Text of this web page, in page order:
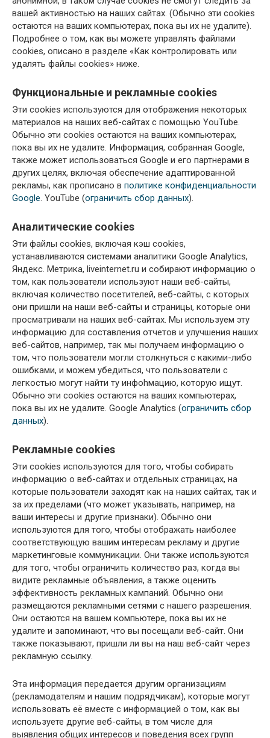
вашей активностью на наших сайтах. (Обычно эти cookies
остаются на ваших компьютерах, пока вы их не удалите).
Подробнее о том, как вы можете управлять файлами
cookies, описано в разделе «Как контролировать или
удалять файлы cookies» ниже.
Функциональные и рекламные cookies
Эти cookies используются для отображения некоторых
материалов на наших веб-сайтах с помощью YouTube.
Обычно эти cookies остаются на ваших компьютерах,
пока вы их не удалите. Информация, собранная Google,
также может использоваться Google и его партнерами в
других целях, включая обеспечение адаптированной
рекламы, как прописано в политике конфиденциальности
Google. YouTube (ограничить сбор данных).
Аналитические cookies
Эти файлы cookies, включая кэш cookies,
устанавливаются системами аналитики Google Analytics,
Яндекс. Метрика, liveinternet.ru и собирают информацию о
том, как пользователи используют наши веб-сайты,
включая количество посетителей, веб-сайты, с которых
они пришли на наши веб-сайты и страницы, которые они
просматривали на наших веб-сайтах. Мы используем эту
информацию для составления отчетов и улучшения наших
веб-сайтов, например, так мы получаем информацию о
том, что пользователи могли столкнуться с какими-либо
ошибками, и можем убедиться, что пользователи с
легкостью могут найти ту инфоhмацию, которую ищут.
Обычно эти cookies остаются на ваших компьютерах,
пока вы их не удалите. Google Analytics (ограничить сбор
данных).
Рекламные cookies
Эти cookies используются для того, чтобы собирать
информацию о веб-сайтах и отдельных страницах, на
которые пользователи заходят как на наших сайтах, так и
за их пределами (что может указывать, например, на
ваши интересы и другие признаки). Обычно они
используются для того, чтобы отображать наиболее
соответствующую вашим интересам рекламу и другие
маркетинговые коммуникации. Они также используются
для того, чтобы ограничить количество раз, когда вы
видите рекламные объявления, а также оценить
эффективность рекламных кампаний. Обычно они
размещаются рекламными сетями с нашего разрешения.
Они остаются на вашем компьютере, пока вы их не
удалите и запоминают, что вы посещали веб-сайт. Они
также показывают, пришли ли вы на наш веб-сайт через
рекламную ссылку.
Эта информация передается другим организациям
(рекламодателям и нашим подрядчикам), которые могут
использовать её вместе с информацией о том, как вы
используете другие веб-сайты, в том числе для
выявления общих интересов и поведения всех групп